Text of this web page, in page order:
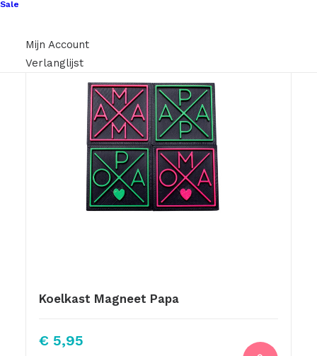
Sale
Mijn Account
Verlanglijst
Koelkast Magneet Papa
€ 5,95